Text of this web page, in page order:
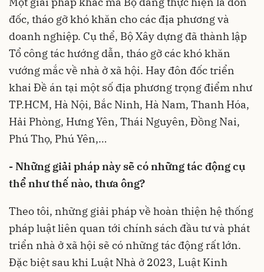
đốc, tháo gỡ khó khăn cho các địa phương và
doanh nghiệp. Cụ thể, Bộ Xây dựng đã thành lập
Tổ công tác hướng dẫn, tháo gỡ các khó khăn
vướng mắc về nhà ở xã hội. Hay đôn đốc triển
khai Đề án tại một số địa phương trọng điểm như
TP.HCM, Hà Nội, Bắc Ninh, Hà Nam, Thanh Hóa,
Hải Phòng, Hưng Yên, Thái Nguyên, Đồng Nai,
Phú Thọ, Phú Yên,…
- Những giải pháp này sẽ có những tác động cụ
thể như thế nào, thưa ông?
Theo tôi, những giải pháp về hoàn thiện hệ thống
pháp luật liên quan tới chính sách đầu tư và phát
triển nhà ở xã hội sẽ có những tác động rất lớn.
Đặc biệt sau khi Luật Nhà ở 2023, Luật Kinh